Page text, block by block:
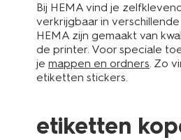
Bij HEMA vind je
verkrijgbaar in
HEMA zijn gemaakt van
de printer. Voor speciale
je mappen en ordners. Zo
etiketten stickers.
etiketten